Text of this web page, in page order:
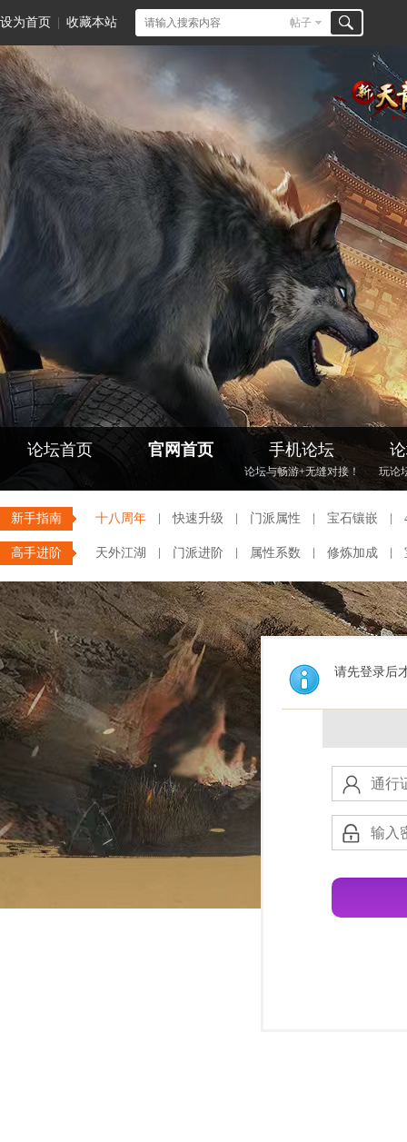
设为首页 收藏本站 帖子
论坛首页 官网首页 手机论坛
论坛与畅游+无缝对接！ 玩论
新手指南 十八周年 快速升级 门派属性 宝石镶嵌
高手进阶 天外江湖 门派进阶 属性系数 修炼加成
请先登录后